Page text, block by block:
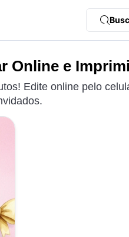
Online e
Edite online pelo